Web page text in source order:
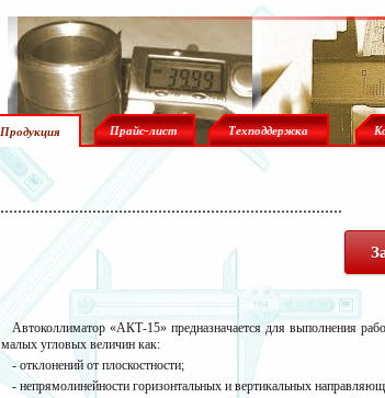
Продукция Прайс-лист Техподдержка
Автоколлиматор «АКТ-15» предназначается для выполнения
малых угловых величин как:
- отклонений от плоскостности;
- непрямолинейности горизонтальных и вертикальных